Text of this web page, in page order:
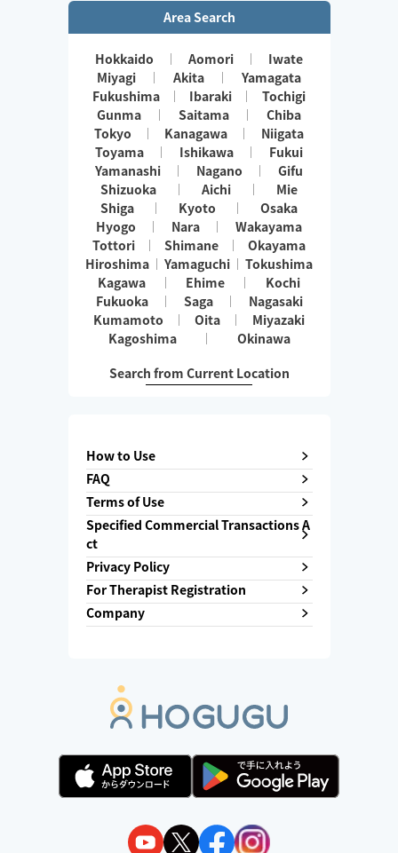
Area Search
Hokkaido Aomori
Iwate
Miyagi
Akita
Yamagata
Fukushima
Ibaraki
Tochigi
Gunma
Saitama
Chiba
Tokyo
Kanagawa
Niigata
Toyama
Ishikawa
Fukui
Yamanashi
Nagano
Gifu
Shizuoka
Aichi
Mie
Shiga
Kyoto
Osaka
Hyogo
Nara
Wakayama
Tottori
Shimane
Okayama
Hiroshima
Yamaguchi
Tokushima
Kagawa
Ehime
Kochi
Fukuoka
Saga
Nagasaki
Kumamoto
Oita
Miyazaki
Kagoshima
Okinawa
Search from Current Location
How to Use
FAQ
Terms of Use
Specified Commercial Transactions A
ct
Privacy Policy
For Therapist Registration
Company